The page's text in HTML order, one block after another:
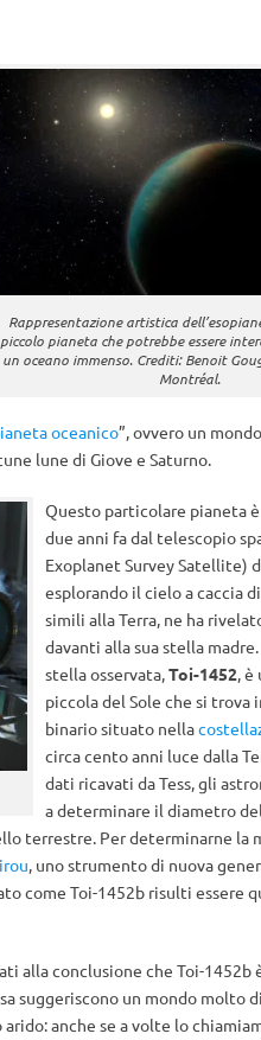
Rappresentazione artistica
piccolo pianeta che potrebbe essere
un oceano immenso. Crediti: Benoit
Montréal.
oceanico”, ovvero un
lune di Giove e Saturno.
Questo particolare pianeta
due anni fa dal telescopio
Exoplanet Survey Satellite)
esplorando il cielo a caccia
simili alla Terra, ne ha
davanti alla sua stella
stella osservata,Toi-1452, è
piccola del Sole che si trova
binario situato nella
circa cento anni luce dalla
dati ricavati da Tess, gli
a determinare il diametro
terrestre. Per determinarne la
, uno strumento di nuova
come Toi-1452b risulti essere
alla conclusione che Toi-1452b
suggeriscono un mondo molto
anche se a volte lo